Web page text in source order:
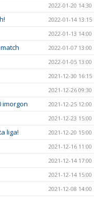
2022-01-20 14:30
2022-01-14 13:15
2022-01-13 14:00
2022-01-07 13:00
2022-01-05 13:00
2021-12-30 16:15
2021-12-26 09:30
imorgon 2021-12-25 12:00
2021-12-23 15:00
liga! 2021-12-20 15:00
2021-12-16 11:00
2021-12-14 17:00
2021-12-14 15:00
2021-12-08 14:00